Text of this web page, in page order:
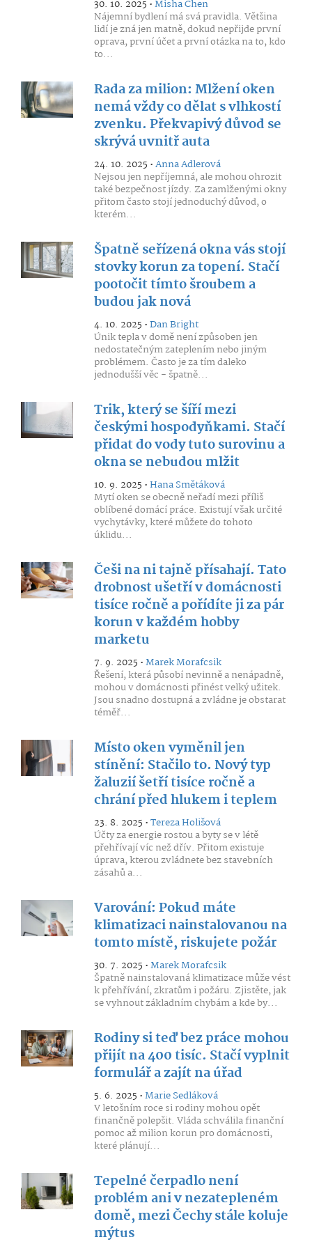
30. 10. 2025 •Misha Chen
Nájemní bydlení má svá pravidla. Většina
lidí je zná jen matně, dokud nepřijde první
oprava, první účet a první otázka na to, kdo
to...
Rada za milion: Mlžení oken
nemá vždy co dělat s vlhkostí
zvenku. Překvapivý důvod se
skrývá uvnitř auta
24. 10. 2025 •Anna Adlerová
Nejsou jen nepříjemná, ale mohou ohrozit
také bezpečnost jízdy. Za zamlženými okny
přitom často stojí jednoduchý důvod, o
kterém...
Špatně seřízená okna vás stojí
stovky korun za topení. Stačí
pootočit tímto šroubem a
budou jak nová
4. 10. 2025 •Dan Bright
Únik tepla v domě není způsoben jen
nedostatečným zateplením nebo jiným
problémem. Často je za tím daleko
jednodušší věc - špatně...
Trik, který se šíří mezi
českými hospodyňkami. Stačí
přidat do vody tuto surovinu a
okna se nebudou mlžit
10. 9. 2025 •Hana Smětáková
Mytí oken se obecně neřadí mezi příliš
oblíbené domácí práce. Existují však určité
vychytávky, které můžete do tohoto
úklidu...
Češi na ni tajně přísahají. Tato
drobnost ušetří v domácnosti
tisíce ročně a pořídíte ji za pár
korun v každém hobby
marketu
7. 9. 2025 •Marek Morafcsik
Řešení, která působí nevinně a nenápadně,
mohou v domácnosti přinést velký užitek.
Jsou snadno dostupná a zvládne je obstarat
téměř...
Místo oken vyměnil jen
stínění: Stačilo to. Nový typ
žaluzií šetří tisíce ročně a
chrání před hlukem i teplem
23. 8. 2025 •Tereza Holišová
Účty za energie rostou a byty se v létě
přehřívají víc než dřív. Přitom existuje
úprava, kterou zvládnete bez stavebních
zásahů a...
Varování: Pokud máte
klimatizaci nainstalovanou na
tomto místě, riskujete požár
30. 7. 2025 •Marek Morafcsik
Špatně nainstalovaná klimatizace může vést
k přehřívání, zkratům i požáru. Zjistěte, jak
se vyhnout základním chybám a kde by...
Rodiny si teď bez práce mohou
přijít na 400 tisíc. Stačí vyplnit
formulář a zajít na úřad
5. 6. 2025 •Marie Sedláková
V letošním roce si rodiny mohou opět
finančně polepšit. Vláda schválila finanční
pomoc až milion korun pro domácnosti,
které plánují...
Tepelné čerpadlo není
problém ani v nezatepleném
domě, mezi Čechy stále koluje
mýtus